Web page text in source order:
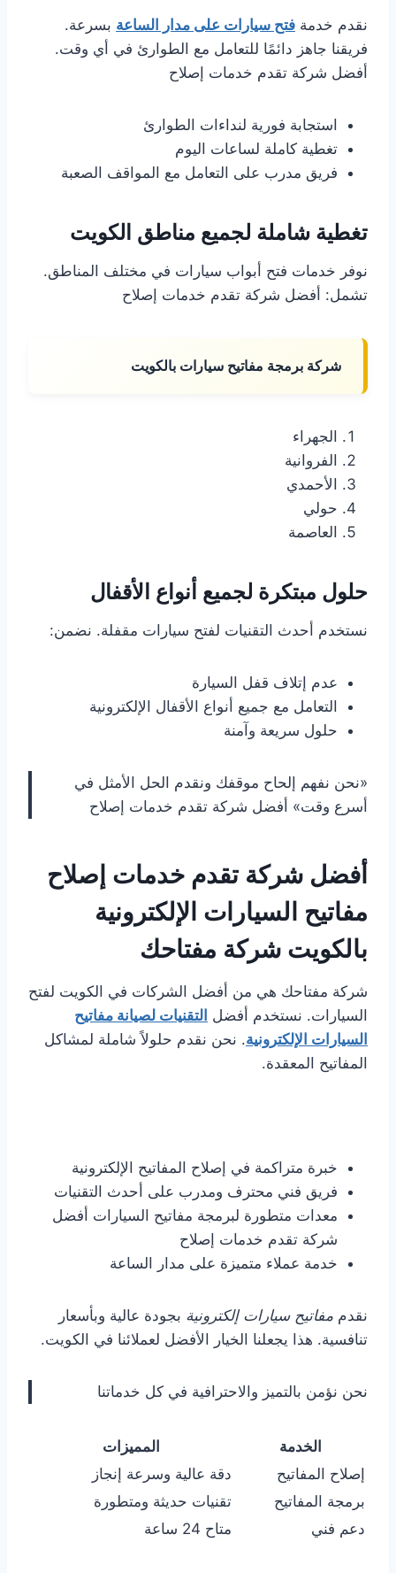
نقدم خدمة فتح سيارات على مدار الساعة بسرعة.
فريقنا جاهز دائمًا للتعامل مع الطوارئ في أي وقت.
أفضل شركة تقدم خدمات إصلاح
استجابة فورية لنداءات الطوارئ
تغطية كاملة لساعات اليوم
فريق مدرب على التعامل مع المواقف الصعبة
تغطية شاملة لجميع مناطق الكويت
نوفر خدمات فتح أبواب سيارات في مختلف المناطق.
تشمل: أفضل شركة تقدم خدمات إصلاح
شركة برمجة مفاتيح سيارات بالكويت
الجهراء
الفروانية
الأحمدي
حولي
العاصمة
حلول مبتكرة لجميع أنواع الأقفال
نستخدم أحدث التقنيات لفتح سيارات مقفلة. نضمن:
عدم إتلاف قفل السيارة
التعامل مع جميع أنواع الأقفال الإلكترونية
حلول سريعة وآمنة
«نحن نفهم إلحاح موقفك ونقدم الحل الأمثل في
أسرع وقت» أفضل شركة تقدم خدمات إصلاح
أفضل شركة تقدم خدمات إصلاح
مفاتيح السيارات الإلكترونية
بالكويت شركة مفتاحك
شركة مفتاحك هي من أفضل الشركات في الكويت لفتح
السيارات. نستخدم أفضل التقنيات لصيانة مفاتيح
السيارات الإلكترونية. نحن نقدم حلولاً شاملة لمشاكل
المفاتيح المعقدة.
خبرة متراكمة في إصلاح المفاتيح الإلكترونية
فريق فني محترف ومدرب على أحدث التقنيات
معدات متطورة لبرمجة مفاتيح السيارات أفضل
شركة تقدم خدمات إصلاح
خدمة عملاء متميزة على مدار الساعة
نقدم مفاتيح سيارات إلكترونية بجودة عالية وبأسعار
تنافسية. هذا يجعلنا الخيار الأفضل لعملائنا في الكويت.
نحن نؤمن بالتميز والاحترافية في كل خدماتنا
الخدمة
المميزات
إصلاح المفاتيح
دقة عالية وسرعة إنجاز
برمجة المفاتيح
تقنيات حديثة ومتطورة
دعم فني
متاح 24 ساعة